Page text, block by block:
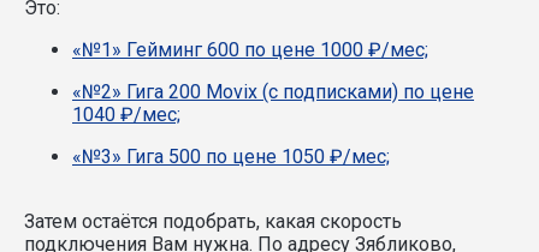
Это:
«№1» Гейминг 600 по цене 1000 ₽/мес;
«№2» Гига 200 Movix (с подписками) по цене
1040 ₽/мес;
«№3» Гига 500 по цене 1050 ₽/мес;
Затем остаётся подобрать, какая скорость
подключения Вам нужна. По адресу Зябликово,